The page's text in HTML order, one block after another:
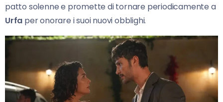
patto solenne e promette di tornare periodicamente a
Urfa per onorare i suoi nuovi obblighi.